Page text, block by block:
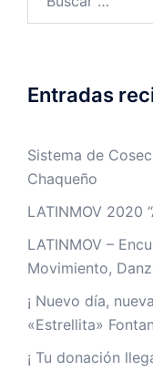
Entradas
Sistema de
Chaqueño
LATINMOV 2020
LATINMOV –
Movimiento,
¡ Nuevo día,
«Estrellita»
¡ Tu donación